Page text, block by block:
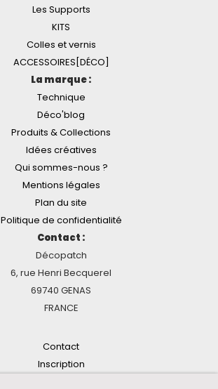
Les Supports
KITS
Colles et vernis
ACCESSOIRES[DÉCO]
La marque :
Technique
Déco'blog
Produits & Collections
Idées créatives
Qui sommes-nous ?
Mentions légales
Plan du site
Politique de confidentialité
Contact :
Décopatch
6, rue Henri Becquerel
69740 GENAS
FRANCE
Contact
Inscription